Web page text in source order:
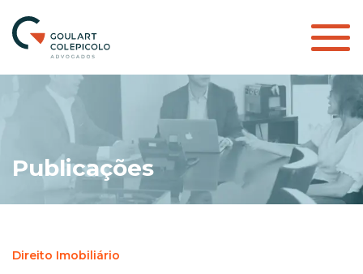
Publicações
Direito Imobiliário